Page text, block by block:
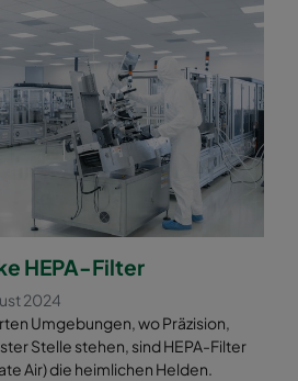
HEPA-Filter
2024
Umgebungen, wo Präzision,
Stelle stehen, sind HEPA-Filter
Air) die heimlichen Helden.